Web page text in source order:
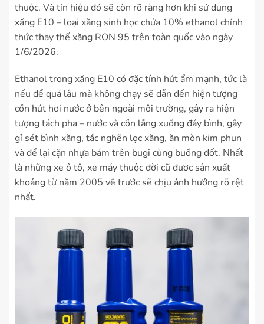
thuộc. Và tín hiệu đó sẽ còn rõ ràng hơn khi sử dụng
xăng E10 – loại xăng sinh học chứa 10% ethanol chính
thức thay thế xăng RON 95 trên toàn quốc vào ngày
1/6/2026.
Ethanol trong xăng E10 có đặc tính hút ẩm mạnh, tức là
nếu để quá lâu mà không chạy sẽ dẫn đến hiện tượng
cồn hút hơi nước ở bên ngoài môi trường, gây ra hiện
tượng tách pha – nước và cồn lắng xuống đáy bình, gây
gỉ sét bình xăng, tắc nghẽn lọc xăng, ăn mòn kim phun
và để lại cặn nhựa bám trên bugi cùng buồng đốt. Nhất
là những xe ô tô, xe máy thuộc đời cũ được sản xuất
khoảng từ năm 2005 về trước sẽ chịu ảnh hưởng rõ rệt
nhất.